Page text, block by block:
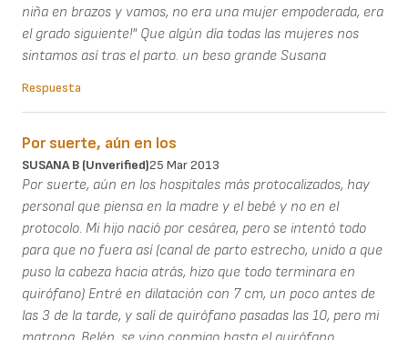
niña en brazos y vamos, no era una mujer empoderada, era
el grado siguiente!" Que algún día todas las mujeres nos
sintamos así tras el parto. un beso grande Susana
Respuesta
Por suerte, aún en los
SUSANA B (unverified)25 Mar 2013
Por suerte, aún en los hospitales más protocalizados, hay
personal que piensa en la madre y el bebé y no en el
protocolo. Mi hijo nació por cesárea, pero se intentó todo
para que no fuera así (canal de parto estrecho, unido a que
puso la cabeza hacia atrás, hizo que todo terminara en
quirófano) Entré en dilatación con 7 cm, un poco antes de
las 3 de la tarde, y salí de quirófano pasadas las 10, pero mi